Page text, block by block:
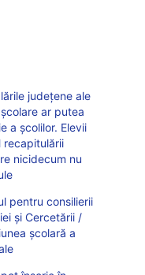
județene ale
ar putea
a școlilor. Elevii
recapitulării
nicidecum nu
pentru consilierii
și Cercetării /
școlară a